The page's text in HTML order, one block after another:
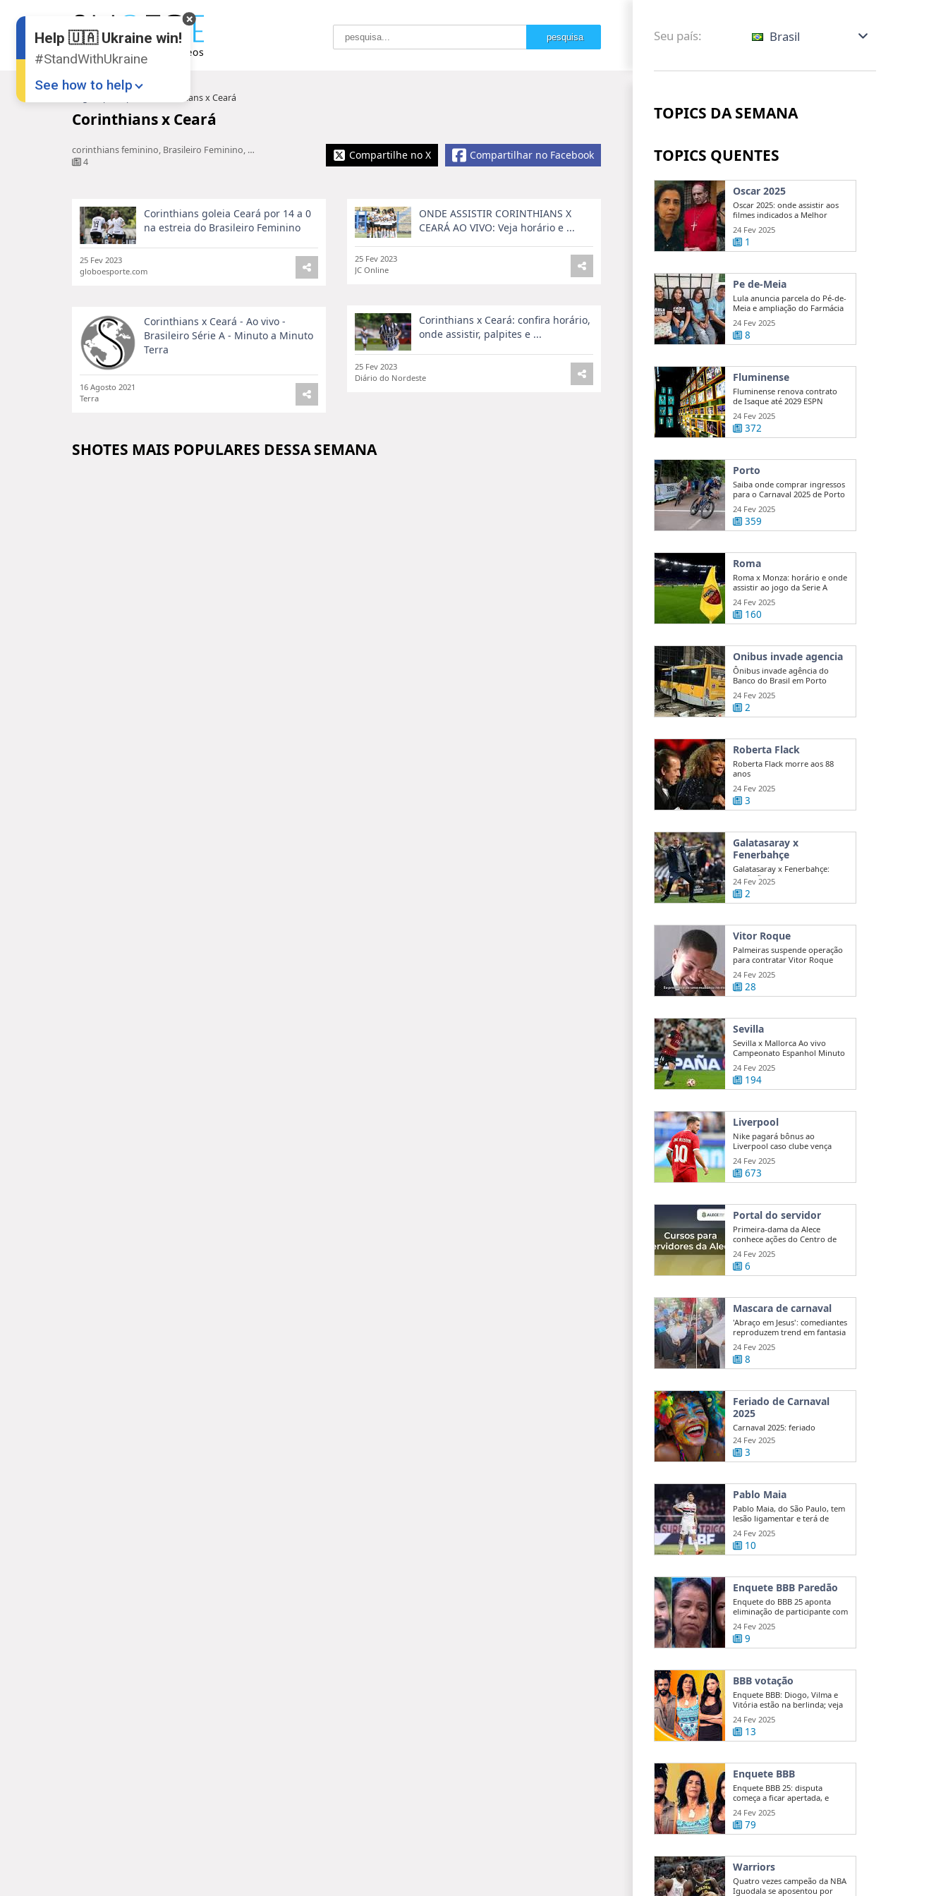
Seu país: Brasil
Corinthians x Ceará
Corinthians x Ceará
corinthians feminino, Brasileiro Feminino, Campeonato Brasileiro feminino, corinthians x ceara feminino
4
Compartilhar no Facebook
Compartilhe no X
Corinthians goleia Ceará por 14 a 0
na estreia do Brasileiro Feminino
25 Fev 2023
globoesporte.com
ONDE ASSISTIR CORINTHIANS X
CEARÁ AO VIVO: Veja horário e ...
25 Fev 2023
JC Online
Corinthians x Ceará: confira horário,
onde assistir, palpites e ...
25 Fev 2023
Diário do Nordeste
Corinthians x Ceará - Ao vivo -
Brasileiro Série A - Minuto a Minuto
Terra
16 Agosto 2021
Terra
SHOTES MAIS POPULARES DESSA SEMANA
TOPICS DA SEMANA
TOPICS QUENTES
Oscar 2025
Oscar 2025: onde assistir aos
filmes indicados a Melhor
Direção?
24 Fev 2025
1
Pe de-Meia
Lula anuncia parcela do Pé-de-
Meia e ampliação do Farmácia
...24 Fev 2025
8
Fluminense
Fluminense renova contrato
de Isaque até 2029 ESPN
24 Fev 2025
372
Porto
Saiba onde comprar ingressos
para o Carnaval 2025 de Porto
...24 Fev 2025
359
Roma
Roma x Monza: horário e onde
assistir ao jogo da Serie A
24 Fev 2025
160
Onibus invade agencia
Ônibus invade agência do
Banco do Brasil em Porto
Alegre
24 Fev 2025
2
Roberta Flack
Roberta Flack morre aos 88
anos
24 Fev 2025
3
Galatasaray x
Fenerbahçe
Galatasaray x Fenerbahçe:
acusações de Mourinho agitam
dérbi
24 Fev 2025
2
Vitor Roque
Palmeiras suspende operação
para contratar Vitor Roque
24 Fev 2025
28
Sevilla
Sevilla x Mallorca Ao vivo
Campeonato Espanhol Minuto
a ...
24 Fev 2025
194
Liverpool
Nike pagará bônus ao
Liverpool caso clube vença
Premier League
24 Fev 2025
673
Portal do servidor
Primeira-dama da Alece
conhece ações do Centro de
Mediação e ...
24 Fev 2025
6
Mascara de carnaval
'Abraço em Jesus': comediantes
reproduzem trend em fantasia
de ...
24 Fev 2025
8
Feriado de Carnaval
2025
Carnaval 2025: feriado
nacional ou ponto facultativo?
Veja quem ...
24 Fev 2025
3
Pablo Maia
Pablo Maia, do São Paulo, tem
lesão ligamentar e terá de
passar ...
24 Fev 2025
10
Enquete BBB Paredão
Enquete do BBB 25 aponta
eliminação de participante com
50 ...
24 Fev 2025
9
BBB votação
Enquete BBB: Diogo, Vilma e
Vitória estão na berlinda; veja
quem ...
24 Fev 2025
13
Enquete BBB
Enquete BBB 25: disputa
começa a ficar apertada, e
diferença entre ...
24 Fev 2025
79
Warriors
Quatro vezes campeão da NBA
Iguodala se aposentou por
Help 🇺🇦 Ukraine win!
#StandWithUkraine
See how to help
💸
Support Ukraine
❤
Share this widget